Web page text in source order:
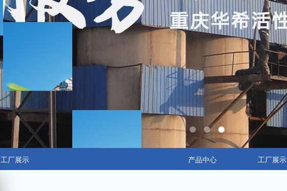
产品中心 工厂展示
工厂展示